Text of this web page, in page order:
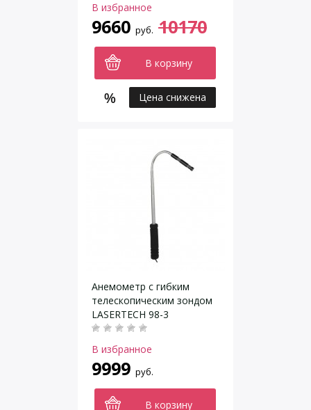
В избранное
9660 руб. 10170
В корзину
Цена снижена
Анемометр с гибким
телескопическим зондом
LASERTECH 98-3
В избранное
9999 руб.
В корзину